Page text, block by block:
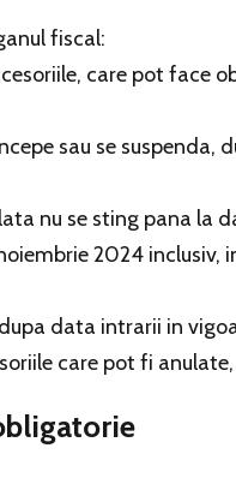
fiscal:
care pot face
sau se
nu se sting pana la
2024 inclusiv,
data intrarii in
care pot fi